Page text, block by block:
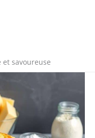
savoureuse